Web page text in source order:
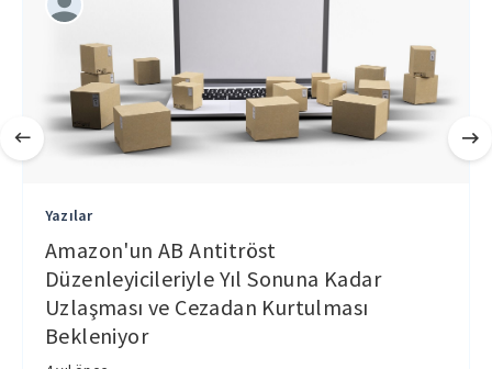
Yazılar
Amazon'un AB Antitröst
Düzenleyicileriyle Yıl Sonuna Kadar
Uzlaşması ve Cezadan Kurtulması
Bekleniyor